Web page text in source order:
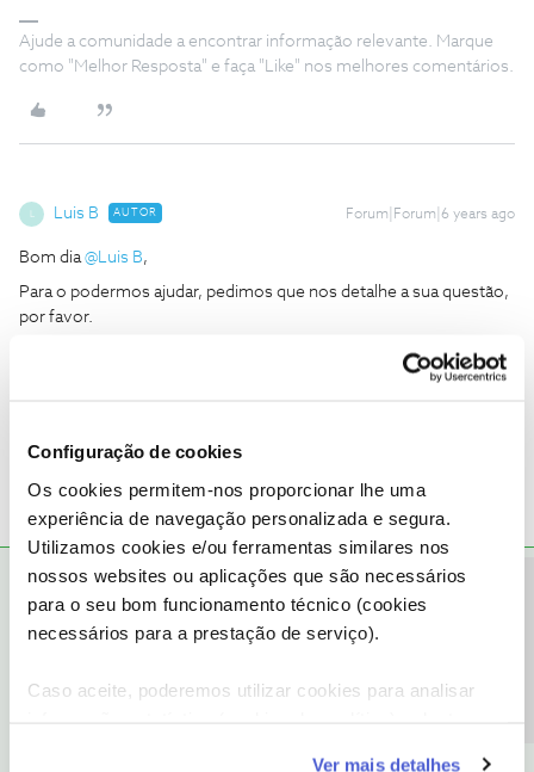
Configuração de cookies
Os cookies permitem-nos proporcionar lhe uma
experiência de navegação personalizada e segura.
Utilizamos cookies e/ou ferramentas similares nos
nossos websites ou aplicações que são necessários
para o seu bom funcionamento técnico (cookies
necessários para a prestação de serviço).
Caso aceite, poderemos utilizar cookies para analisar
Ver mais detalhes
Ajude a comunidade a encontrar informação relevante. Marque
como "Melhor Resposta" e faça "Like" nos melhores comentários.
Luis B AUTOR Forum|Forum|6 years ago
Bom dia@Luis B,
Para o podermos ajudar, pedimos que nos detalhe a sua questão,
por favor.
A indicação do canal não surge no painel frontal da box?
Mário P. RESPOSTA Forum|Forum|6 years ago
Já experimentou ligar numa outra tomada? Se sim, sugerimos
equipamento.